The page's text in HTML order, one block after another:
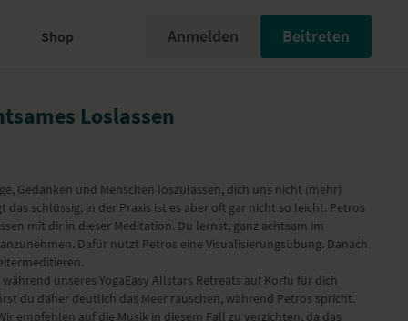
Shop Anmelden Beitreten
Loslassen
Gedanken und Menschen loszulassen, dich uns nicht (mehr)
schlüssig, in der Praxis ist es aber oft gar nicht so leicht. Petros
mit dir in dieser Meditation. Du lernst, ganz achtsam im
Dafür nutzt Petros eine Visualisierungsübung. Danach
während unseresYogaEasy Allstars Retreats auf Korfu für dich
du daher deutlich das Meer rauschen, während Petros spricht.
empfehlen auf die Musik in diesem Fall zu verzichten, da das